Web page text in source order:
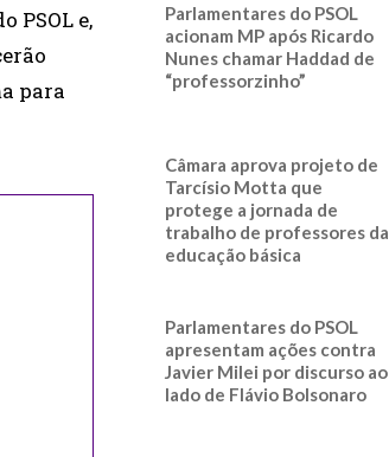
PSOL e,
para
Parlamentares do PSOL
acionam MP após Ricardo
Nunes chamar Haddad de
“professorzinho”
Câmara aprova projeto de
Tarcísio Motta que
protege a jornada de
trabalho de professores da
educação básica
Parlamentares do PSOL
apresentam ações contra
Javier Milei por discurso ao
lado de Flávio Bolsonaro